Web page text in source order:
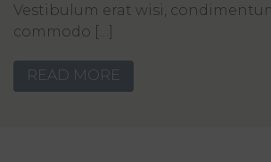
Vestibulum erat wisi,
commodo […]
READ MORE